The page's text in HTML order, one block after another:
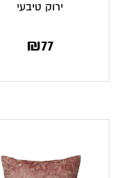
ירוק טיבעי
₪77